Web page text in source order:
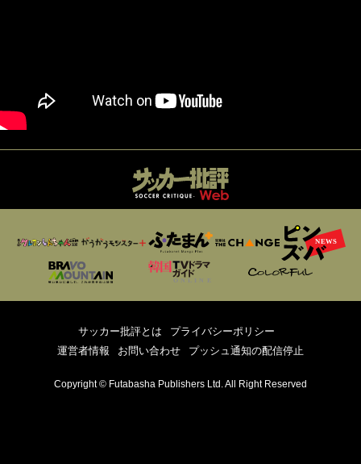
サッカー批評とは
プライバシーポリシー
運営者情報
お問い合わせ プッシュ通知の配信停止
Copyright © Futabasha Publishers Ltd. All Right Reserved